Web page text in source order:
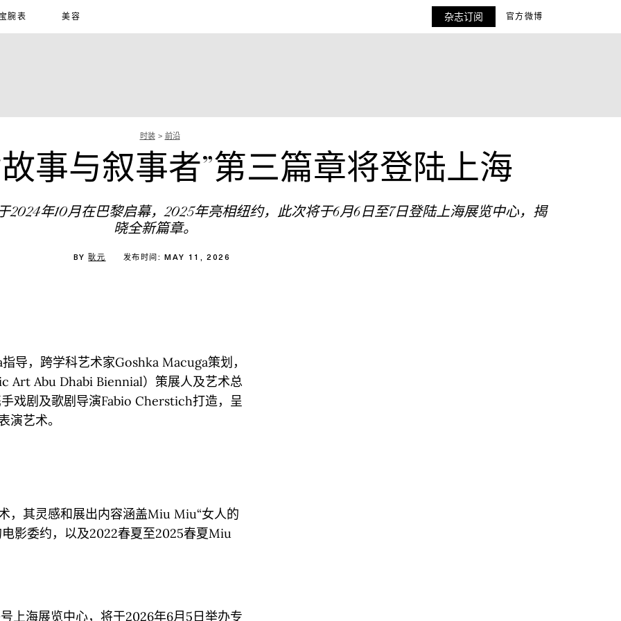
腕表 美容 杂志订阅 官方微博
时装 前沿
事与叙事者”第三篇章将登陆上海
2024年10月在巴黎启幕，2025年亮相纽约，此次将于6月6日至7日登陆上海展览中心，揭
晓全新篇章。
BY耿元 发布时间: MAY 11, 2026
导，跨学科艺术家Goshka Macuga策划，
Art Abu Dhabi Biennial）策展人及艺术总
戏剧及歌剧导演Fabio Cherstich打造，呈
演艺术。
，其灵感和展出内容涵盖Miu Miu“女人的
影委约，以及2022春夏至2025春夏Miu
上海展览中心，将于2026年6月5日举办专